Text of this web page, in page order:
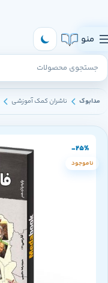
منو
مدابوک ناشران کمک آموزشی
-25%
ناموجود